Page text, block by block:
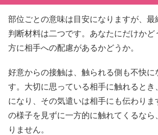
部位ごとの意味は目安になりますが、最
判断材料は二つです。あなたにだけかど
方に相手への配慮があるかどうか。
好意からの接触は、触られる側も不快に
す。大切に思っている相手に触れるとき
になり、その気遣いは相手にも伝わりま
の様子を見ずに一方的に触れてくるなら
りません。